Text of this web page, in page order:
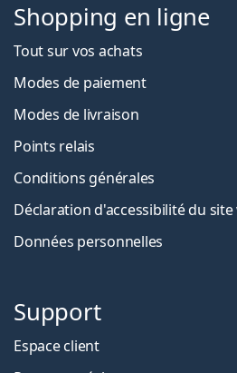
Shopping en ligne
Tout sur vos achats
Modes de paiement
Modes de livraison
Points relais
Conditions générales
Déclaration d'accessibilité du site
Données personnelles
Support
Espace client